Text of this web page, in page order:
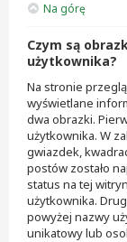
Na górę
Czym są
użytkownika?
Na stronie
wyświetlane
dwa obrazki.
użytkownika. W
gwiazdek,
postów zostało
status na tej
użytkownika.
powyżej nazwy
unikatowy lub